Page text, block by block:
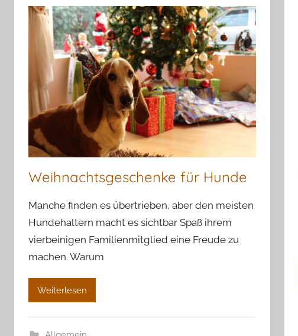
Weihnachtsgeschenke für Hunde
Manche finden es übertrieben, aber den meisten
Hundehaltern macht es sichtbar Spaß ihrem
vierbeinigen Familienmitglied eine Freude zu
machen. Warum
Weiterlesen